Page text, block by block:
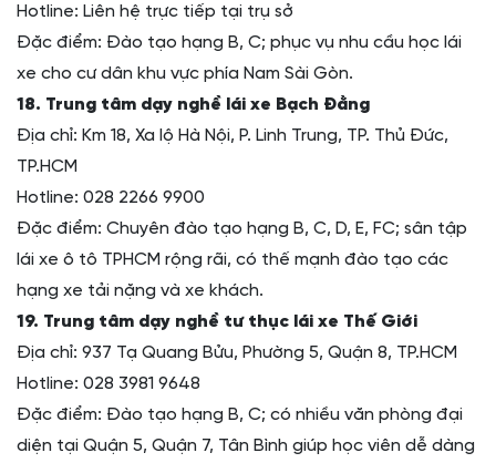
Hotline: Liên hệ trực tiếp tại trụ sở
Đặc điểm: Đào tạo hạng B, C; phục vụ nhu cầu học lái
xe cho cư dân khu vực phía Nam Sài Gòn.
18. Trung tâm dạy nghề lái xe Bạch Đằng
Địa chỉ: Km 18, Xa lộ Hà Nội, P. Linh Trung, TP. Thủ Đức,
TP.HCM
Hotline: 028 2266 9900
Đặc điểm: Chuyên đào tạo hạng B, C, D, E, FC; sân tập
lái xe ô tô TPHCM rộng rãi, có thế mạnh đào tạo các
hạng xe tải nặng và xe khách.
19. Trung tâm dạy nghề tư thục lái xe Thế Giới
Địa chỉ: 937 Tạ Quang Bửu, Phường 5, Quận 8, TP.HCM
Hotline: 028 3981 9648
Đặc điểm: Đào tạo hạng B, C; có nhiều văn phòng đại
diện tại Quận 5, Quận 7, Tân Bình giúp học viên dễ dàng